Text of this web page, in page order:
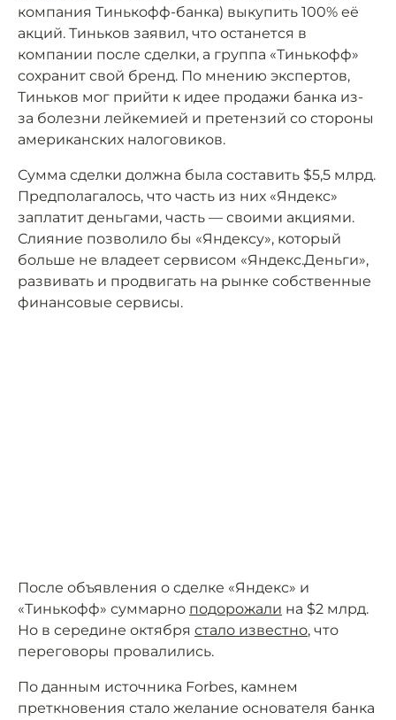
компания Тинькофф-банка) выкупить 100% её
акций. Тиньков заявил, что останется в
компании после сделки, а группа «Тинькофф»
сохранит свой бренд. По мнению экспертов,
Тиньков мог прийти к идее продажи банка из-
за болезни лейкемией и претензий со стороны
американских налоговиков.
Сумма сделки должна была составить $5,5 млрд.
Предполагалось, что часть из них «Яндекс»
заплатит деньгами, часть — своими акциями.
Слияние позволило бы «Яндексу», который
больше не владеет сервисом «Яндекс.Деньги»,
развивать и продвигать на рынке собственные
финансовые сервисы.
После объявления о сделке «Яндекс» и
«Тинькофф» суммарно подорожали на $2 млрд.
Но в середине октября стало известно, что
переговоры провалились.
По данным источника Forbes, камнем
преткновения стало желание основателя банка